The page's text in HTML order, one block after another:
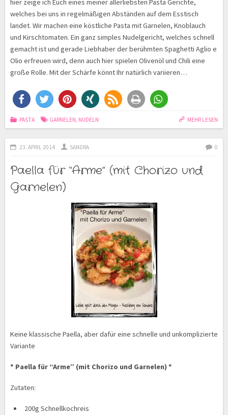
hier zeige ich Euch eines meiner allerliebsten Pasta Gerichte,
welches bei uns in regelmäßigen Abständen auf dem Esstisch
landet. Wir machen eine köstliche Pasta mit Garnelen, Knoblauch
und Kirschtomaten. Ein ganz simples Nudelgericht, welches schnell
gemacht ist und gerade Liebhaber der berühmten Spaghetti Aglio e
Olio erfreuen wird, denn auch hier spielen Olivenöl und Chili eine
große Rolle. Mit der Schärfe könnt Ihr natürlich variieren…
MEHR LESEN
PASTA GARNELEN, NUDELN
23. APRIL 2014 SANDRA 0
Paella für “Arme” (mit Chorizo und
Garnelen)
Keine klassische Paella, aber dafür eine schnelle und unkomplizierte
Variante
* Paella für “Arme” (mit Chorizo und Garnelen) *
Zutaten:
200g Schnellkochreis